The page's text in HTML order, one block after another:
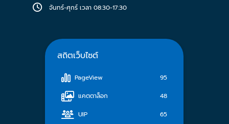
จันทร์-ศุกร์ เวลา 08:30-17:30
สถิตเว็บไซต์
PageView
95
แคตตาล็อก
48
UIP
65